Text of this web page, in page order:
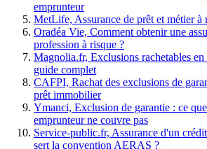
emprunteur
MetLife, Assurance de prêt et métier à
Oradéa Vie, Comment obtenir une
profession à risque ?
Magnolia.fr, Exclusions rachetables en
guide complet
CAFPI, Rachat des exclusions de
prêt immobilier
Ymanci, Exclusion de garantie : ce
emprunteur ne couvre pas
Service-public.fr, Assurance d'un
sert la convention AERAS ?